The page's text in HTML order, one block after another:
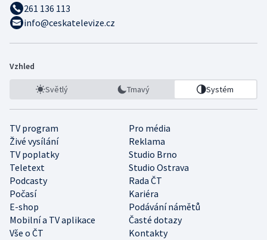
261 136 113
info@ceskatelevize.cz
Vzhled
Světlý Tmavý Systém
TV program
Pro média
Živé vysílání
Reklama
TV poplatky
Studio Brno
Teletext
Studio Ostrava
Podcasty
Rada ČT
Počasí
Kariéra
E-shop
Podávání námětů
Mobilní a TV aplikace
Časté dotazy
Vše o ČT
Kontakty